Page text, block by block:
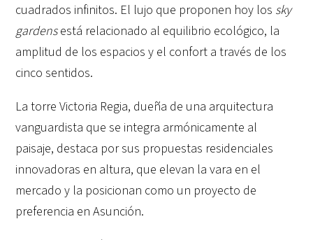
cuadrados infinitos. El lujo que proponen hoy los sky
gardensestá relacionado al equilibrio ecológico, la
amplitud de los espacios y el confort a través de los
cinco sentidos.
La torre Victoria Regia, dueña de una arquitectura
vanguardista que se integra armónicamente al
paisaje, destaca por sus propuestas residenciales
innovadoras en altura, que elevan la vara en el
mercado y la posicionan como un proyecto de
preferencia en Asunción.